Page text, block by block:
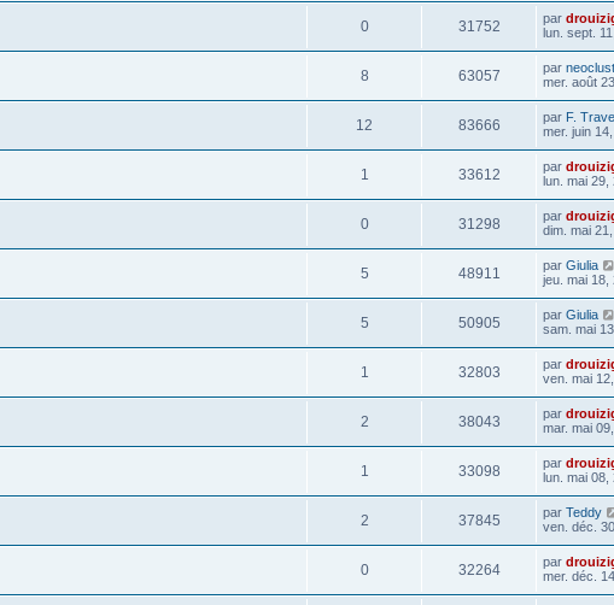
0 31752 par
lun. sept.
8 63057 par neoclust
mer. août
12 83666 par F.
mer. juin
1 33612 par
lun. mai 29,
0 31298 par
dim. mai
5 48911 par Giulia
jeu. mai 18,
5 50905 par Giulia
sam. mai
1 32803 par
ven. mai
2 38043 par
mar. mai
1 33098 par
lun. mai 08,
2 37845 par Teddy
ven. déc.
0 32264 par
mer. déc.